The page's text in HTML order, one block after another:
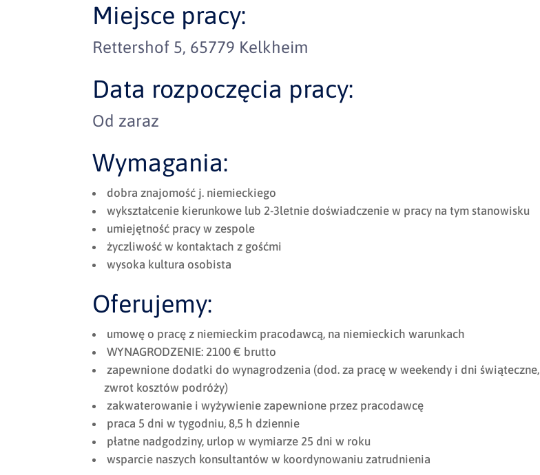
Miejsce pracy:
Rettershof 5, 65779 Kelkheim
Data rozpoczęcia pracy:
Od zaraz
Wymagania:
dobra znajomość j. niemieckiego
wykształcenie kierunkowe lub 2-3letnie doświadczenie w pracy na tym stanowisku
umiejętność pracy w zespole
życzliwość w kontaktach z gośćmi
wysoka kultura osobista
Oferujemy:
umowę o pracę z niemieckim pracodawcą, na niemieckich warunkach
WYNAGRODZENIE: 2100 € brutto
zapewnione dodatki do wynagrodzenia (dod. za pracę w weekendy i dni świąteczne,
zwrot kosztów podróży)
zakwaterowanie i wyżywienie zapewnione przez pracodawcę
praca 5 dni w tygodniu, 8,5 h dziennie
płatne nadgodziny, urlop w wymiarze 25 dni w roku
wsparcie naszych konsultantów w koordynowaniu zatrudnienia